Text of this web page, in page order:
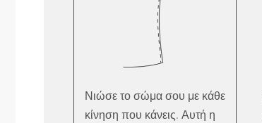
Νιώσε το σώμα σου με κάθε
κίνηση που κάνεις. Αυτή η